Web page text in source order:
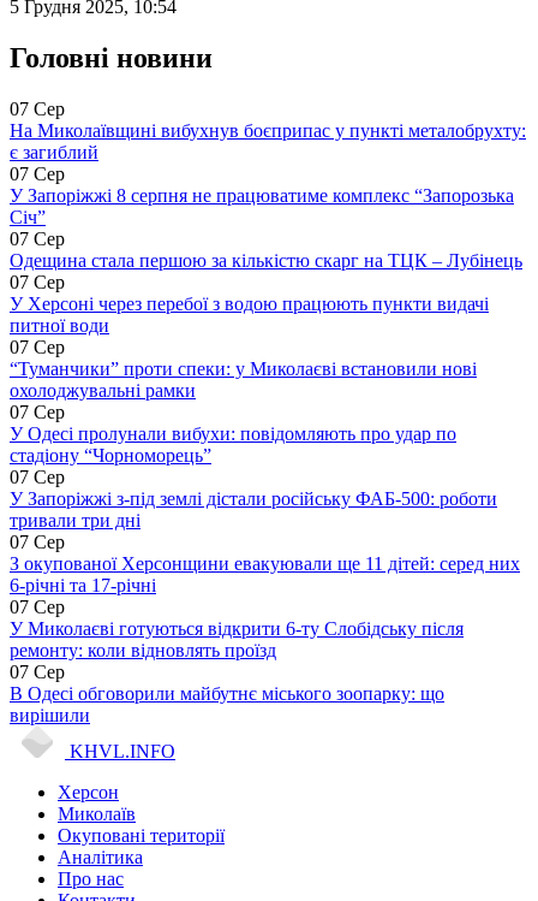
5 Грудня 2025, 10:54
Головні новини
07 Сер
На Миколаївщині вибухнув боєприпас у пункті металобрухту:
є загиблий
07 Сер
У Запоріжжі 8 серпня не працюватиме комплекс “Запорозька
Січ”
07 Сер
Одещина стала першою за кількістю скарг на ТЦК – Лубінець
07 Сер
У Херсоні через перебої з водою працюють пункти видачі
питної води
07 Сер
“Туманчики” проти спеки: у Миколаєві встановили нові
охолоджувальні рамки
07 Сер
У Одесі пролунали вибухи: повідомляють про удар по
стадіону “Чорноморець”
07 Сер
У Запоріжжі з-під землі дістали російську ФАБ-500: роботи
тривали три дні
07 Сер
З окупованої Херсонщини евакуювали ще 11 дітей: серед них
6-річні та 17-річні
07 Сер
У Миколаєві готуються відкрити 6-ту Слобідську після
ремонту: коли відновлять проїзд
07 Сер
В Одесі обговорили майбутнє міського зоопарку: що
вирішили
KHVL.INFO
Херсон
Миколаїв
Окуповані території
Аналітика
Про нас